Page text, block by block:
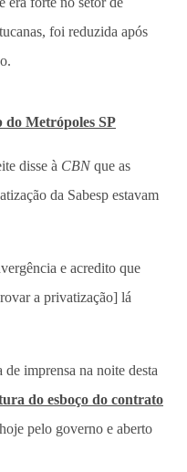
foi reduzida após
do Metrópoles SP
disse à CBNque as
da Sabesp estavam
e acredito que
a privatização] lá
imprensa na noite desta
do esboço do contrato
pelo governo e aberto